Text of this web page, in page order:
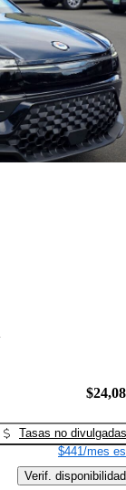
Tasas no divulgadas
$441/mes
Verif. disponibilidad